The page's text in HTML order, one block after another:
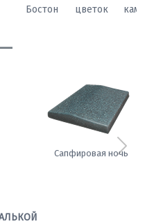
ночь
жемчуг
Теплый жемчуг